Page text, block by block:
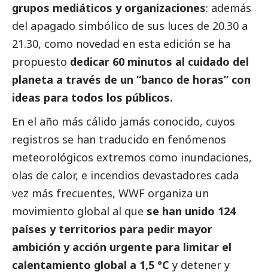
grupos mediáticos y organizaciones: además
del apagado simbólico de sus luces de 20.30 a
21.30, como novedad en esta edición se ha
propuesto dedicar 60 minutos al cuidado del
planeta a través de un “banco de horas” con
ideas para todos los públicos.
En el año más cálido jamás conocido, cuyos
registros se han traducido en fenómenos
meteorológicos extremos como inundaciones,
olas de calor, e incendios devastadores cada
vez más frecuentes, WWF organiza un
movimiento global al que se han unido 124
países y territorios para pedir mayor
ambición y acción urgente para limitar el
calentamiento global a 1,5 °C y detener y